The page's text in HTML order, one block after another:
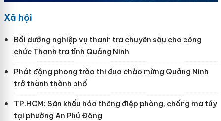
Xã hội
Bồi dưỡng nghiệp vụ thanh tra chuyên sâu cho công
chức Thanh tra tỉnh Quảng Ninh
Phát động phong trào thi đua chào mừng Quảng Ninh
trở thành thành phố
TP.HCM: Sân khấu hóa thông điệp phòng, chống ma túy
tại phường An Phú Đông